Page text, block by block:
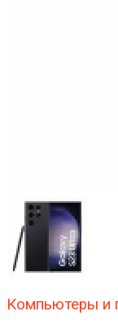
Компьютеры и